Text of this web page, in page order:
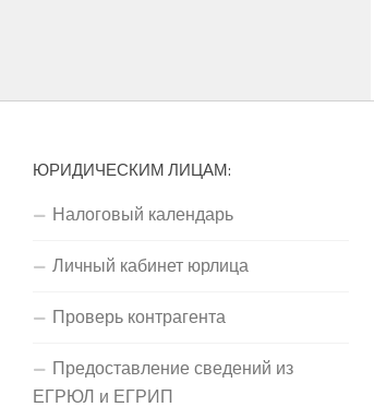
ЮРИДИЧЕСКИМ ЛИЦАМ:
Налоговый календарь
Личный кабинет юрлица
Проверь контрагента
Предоставление сведений из
ЕГРЮЛ и ЕГРИП